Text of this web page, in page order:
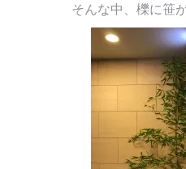
そんな中、櫟に笹